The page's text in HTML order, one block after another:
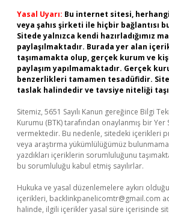
Yasal Uyarı: Bu internet sitesi,
veya şahıs şirketi ile hiçbir bağlantısı
Sitede yalnızca kendi hazırladığımız
paylaşılmaktadır. Burada yer alan
taşımamakta olup, gerçek kurum ve
paylaşım yapılmamaktadır. Gerçek
benzerlikleri tamamen tesadüfidir.
taslak halindedir ve tavsiye niteliği
Sitemiz, 5651 Sayılı Kanun gereğince Bilgi
Kurumu (BTK) tarafından onaylanmış bir Yer
vermektedir. Bu nedenle, sitedeki içerikleri
veya araştırma yükümlülüğümüz
yazdıkları içeriklerin sorumluluğunu
bu sorumluluğu kabul etmiş sayılırlar.
Hukuka ve yasal düzenlemelere aykırı
içerikleri, backlinkpanelicomtr@gmail.com
halinde, ilgili içerikler yasal süre içerisinde